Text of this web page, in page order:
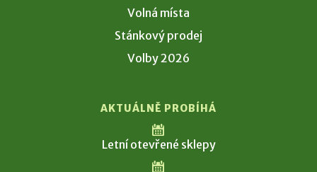
Volná místa
Stánkový prodej
Volby 2026
AKTUÁLNĚ PROBÍHÁ
Letní otevřené sklepy